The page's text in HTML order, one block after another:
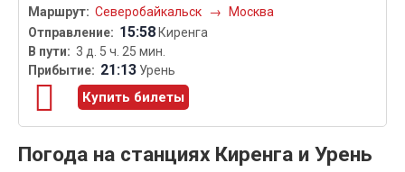
Северобайкальск
→ Москва
15:58 Киренга
3 д. 5 ч. 25 мин.
21:13 Урень
Купить билеты
Погода на станциях Киренга и Урень